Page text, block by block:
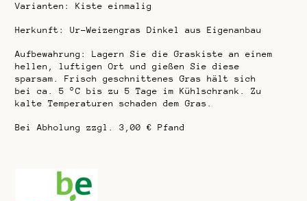
Varianten: Kiste einmalig
Herkunft: Ur-Weizengras Dinkel aus Eigenanbau
Aufbewahrung: Lagern Sie die Graskiste an einem
hellen, luftigen Ort und gießen Sie diese
sparsam. Frisch geschnittenes Gras hält sich
bei ca. 5 °C bis zu 5 Tage im Kühlschrank. Zu
kalte Temperaturen schaden dem Gras.
Bei Abholung zzgl. 3,00 € Pfand